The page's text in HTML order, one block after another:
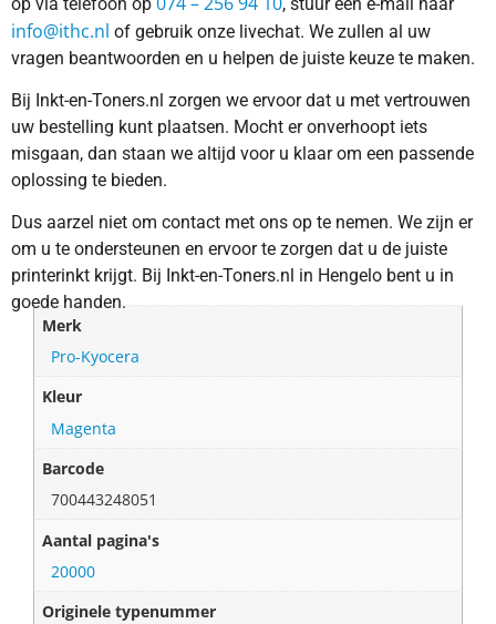
info@ithc.nl of gebruik onze livechat. We zullen al uw
vragen beantwoorden en u helpen de juiste keuze te maken.
Bij Inkt-en-Toners.nl zorgen we ervoor dat u met vertrouwen
uw bestelling kunt plaatsen. Mocht er onverhoopt iets
misgaan, dan staan we altijd voor u klaar om een passende
oplossing te bieden.
Dus aarzel niet om contact met ons op te nemen. We zijn er
om u te ondersteunen en ervoor te zorgen dat u de juiste
printerinkt krijgt. Bij Inkt-en-Toners.nl in Hengelo bent u in
goede handen.
Merk
Pro-Kyocera
Kleur
Magenta
Barcode
700443248051
Aantal pagina's
20000
Originele typenummer